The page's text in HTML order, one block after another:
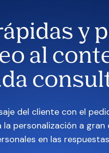
y
al
del cliente con el
la personalización a
en las